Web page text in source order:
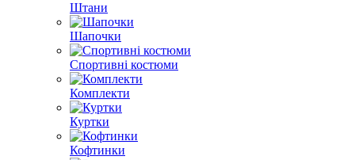
Штани
Шапочки
Спортивні костюми
Комплекти
Куртки
Кофтинки